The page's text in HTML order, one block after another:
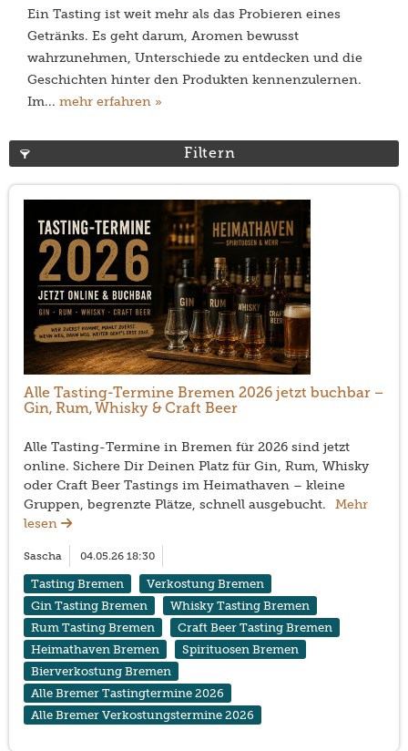
Ein Tasting ist weit mehr als das Probieren eines
Getränks. Es geht darum, Aromen bewusst
wahrzunehmen, Unterschiede zu entdecken und die
Geschichten hinter den Produkten kennenzulernen.
Im... mehr erfahren »
Filtern
Alle Tasting-Termine Bremen 2026 jetzt buchbar –
Gin, Rum, Whisky & Craft Beer
Alle Tasting-Termine in Bremen für 2026 sind jetzt
online. Sichere Dir Deinen Platz für Gin, Rum, Whisky
oder Craft Beer Tastings im Heimathaven – kleine
Gruppen, begrenzte Plätze, schnell ausgebucht.
Mehr
lesen
Sascha 04.05.26 18:30
Tasting Bremen
Verkostung Bremen
Gin Tasting Bremen
Whisky Tasting Bremen
Rum Tasting Bremen
Craft Beer Tasting Bremen
Heimathaven Bremen
Spirituosen Bremen
Bierverkostung Bremen
Alle Bremer Tastingtermine 2026
Alle Bremer Verkostungstermine 2026